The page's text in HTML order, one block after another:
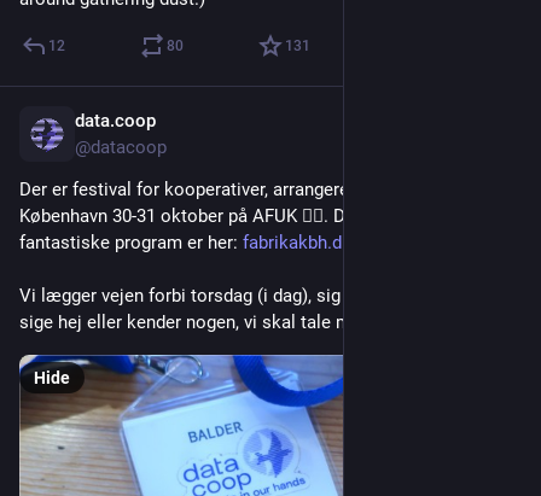
12 80 131
data.coop
@datacoop
Der er festival for kooperativer, arrangeret af Kooperativt
København 30-31 oktober på AFUK 🤹‍♂️. Detaljerne og det
fantastiske program er her: fabrikakbh.dk/
Vi lægger vejen forbi torsdag (i dag), sig endelig til, hvis du vil
sige hej eller kender nogen, vi skal tale med.
Hide